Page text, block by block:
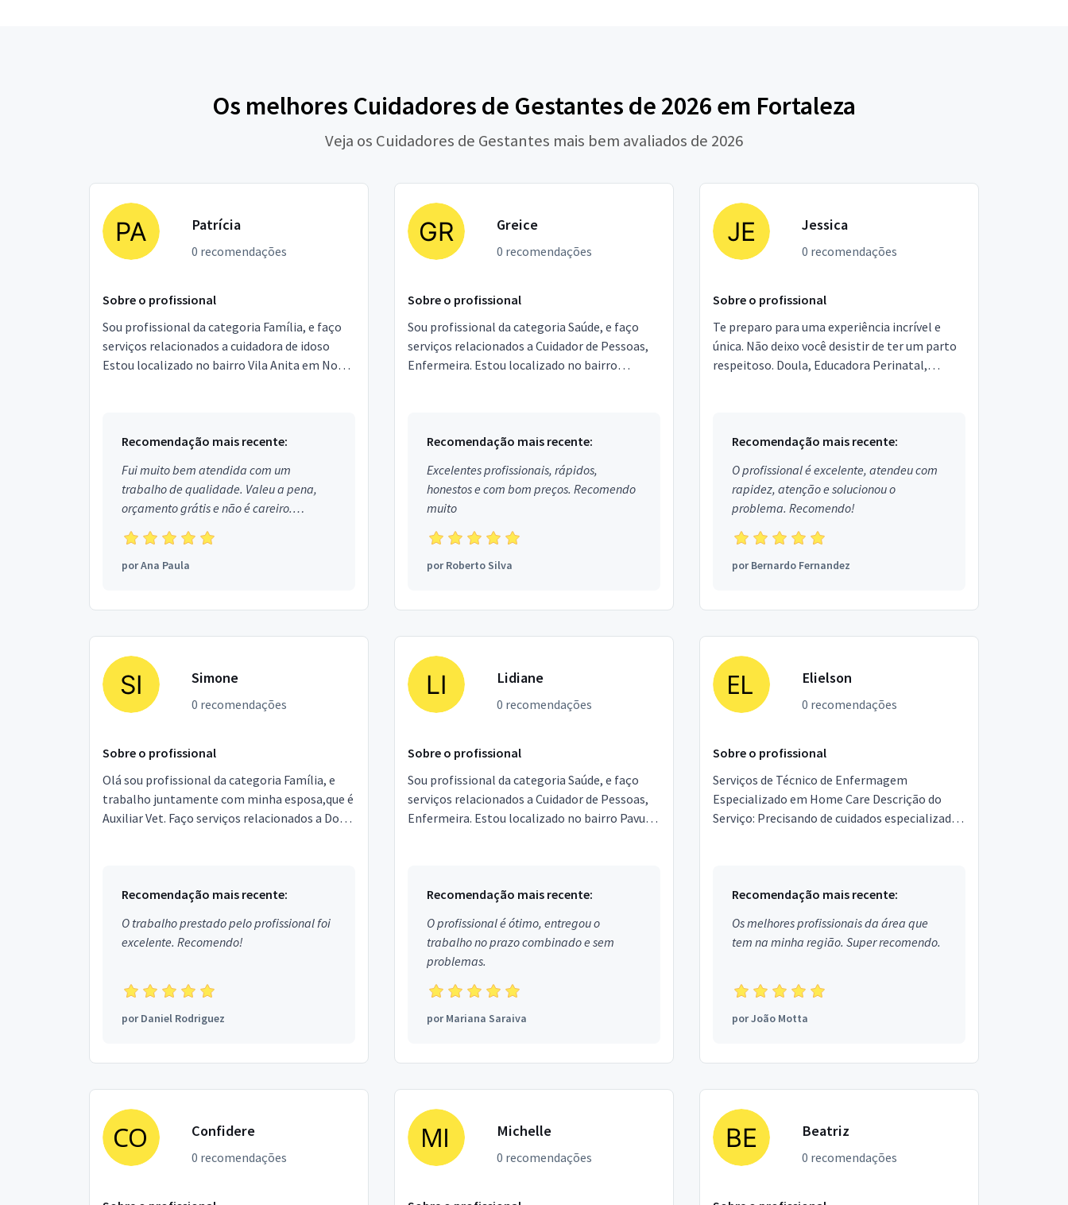
Os melhores Cuidadores de Gestantes de 2026 em Fortaleza
Veja os Cuidadores de Gestantes mais bem avaliados de 2026
Patrícia
0 recomendações
Sobre o profissional
Sou profissional da categoria Família, e faço
serviços relacionados a cuidadora de idoso
Estou localizado no bairro Vila Anita em Nova
Recomendação mais recente:
Fui muito bem atendida com um
trabalho de qualidade. Valeu a pena,
orçamento grátis e não é careiro.
porAna Paula
Greice
0 recomendações
Sobre o profissional
Sou profissional da categoria Saúde, e faço
serviços relacionados a Cuidador de Pessoas,
Enfermeira. Estou localizado no bairro
Recomendação mais recente:
Excelentes profissionais, rápidos,
honestos e com bom preços. Recomendo
muito
porRoberto Silva
Jessica
0 recomendações
Sobre o profissional
Te preparo para uma experiência incrível e
única. Não deixo você desistir de ter um parto
respeitoso. Doula, Educadora Perinatal,
Recomendação mais recente:
O profissional é excelente, atendeu com
rapidez, atenção e solucionou o
problema. Recomendo!
porBernardo Fernandez
Simone
0 recomendações
Sobre o profissional
Olá sou profissional da categoria Família, e
trabalho juntamente com minha esposa,que é
Auxiliar Vet. Faço serviços relacionados a Dog
Recomendação mais recente:
O trabalho prestado pelo profissional foi
excelente. Recomendo!
porDaniel Rodriguez
Lidiane
0 recomendações
Sobre o profissional
Sou profissional da categoria Saúde, e faço
serviços relacionados a Cuidador de Pessoas,
Enfermeira. Estou localizado no bairro Pavuna
Recomendação mais recente:
O profissional é ótimo, entregou o
trabalho no prazo combinado e sem
problemas.
porMariana Saraiva
Elielson
0 recomendações
Sobre o profissional
Serviços de Técnico de Enfermagem
Especializado em Home Care Descrição do
Serviço: Precisando de cuidados especializados
Recomendação mais recente:
Os melhores profissionais da área que
tem na minha região. Super recomendo.
porJoão Motta
Confidere
0 recomendações
Michelle
0 recomendações
Beatriz
0 recomendações